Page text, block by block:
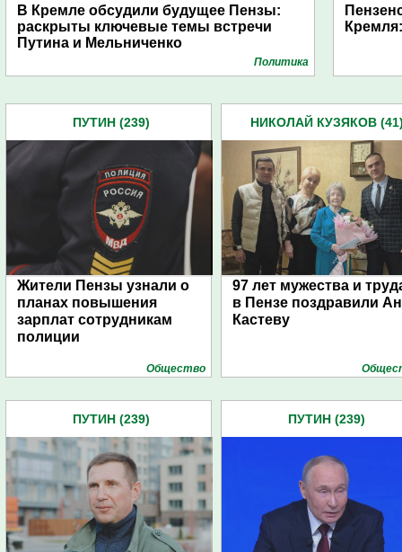
В Кремле обсудили будущее Пензы:
раскрыты ключевые темы встречи
Путина и Мельниченко
Политика
ПУТИН (239)
Жители Пензы узнали о
планах повышения
зарплат сотрудникам
полиции
Общество
НИКОЛАЙ КУЗЯКОВ
97 лет мужества и
в Пензе поздравили
Кастеву
ПУТИН (239) ПУТИН (239)